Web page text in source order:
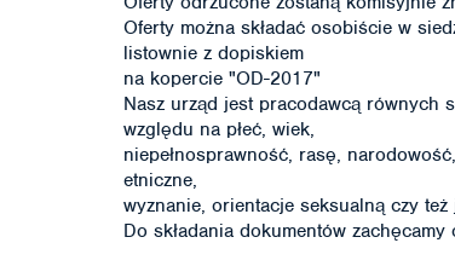
Oferty można składać osobiście w
listownie z dopiskiem
na kopercie "OD-2017"
Nasz urząd jest pracodawcą równych
względu na płeć, wiek,
niepełnosprawność, rasę,
etniczne,
wyznanie, orientacje seksualną czy
Do składania dokumentów